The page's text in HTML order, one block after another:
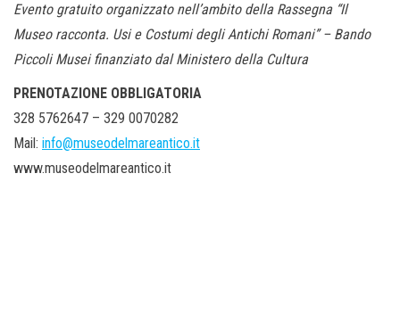
Evento gratuito organizzato nell’ambito della Rassegna “Il
Museo racconta. Usi e Costumi degli Antichi Romani” – Bando
Piccoli Musei finanziato dal Ministero della Cultura
PRENOTAZIONE OBBLIGATORIA
328 5762647 – 329 0070282
Mail: info@museodelmareantico.it
www.museodelmareantico.it